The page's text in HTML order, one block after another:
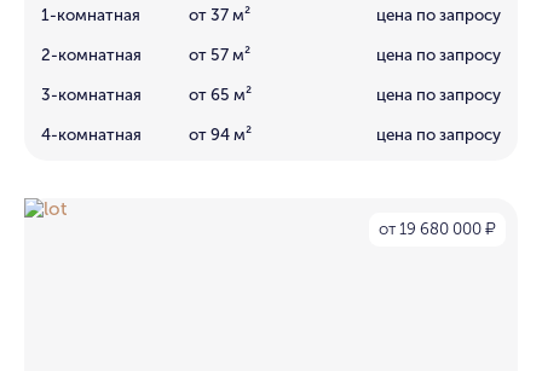
1-комнатная от 37 м² цена по запросу
2-комнатная от 57 м² цена по запросу
3-комнатная от 65 м² цена по запросу
4-комнатная от 94 м² цена по запросу
от 19 680 000 ₽